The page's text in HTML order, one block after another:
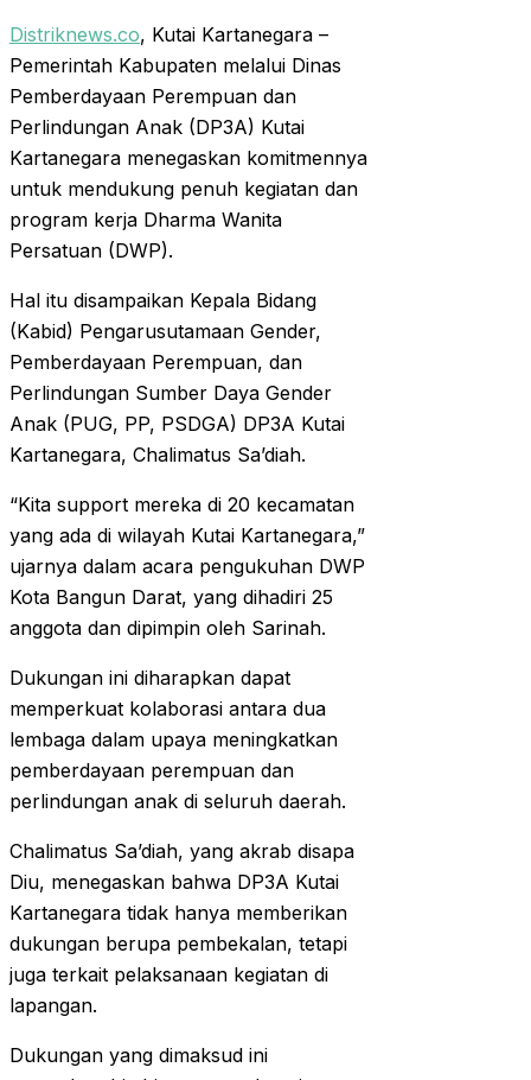
Distriknews.co, Kutai Kartanegara –
Pemerintah Kabupaten melalui Dinas
Pemberdayaan Perempuan dan
Perlindungan Anak (DP3A) Kutai
Kartanegara menegaskan komitmennya
untuk mendukung penuh kegiatan dan
program kerja Dharma Wanita
Persatuan (DWP).
Hal itu disampaikan Kepala Bidang
(Kabid) Pengarusutamaan Gender,
Pemberdayaan Perempuan, dan
Perlindungan Sumber Daya Gender
Anak (PUG, PP, PSDGA) DP3A Kutai
Kartanegara, Chalimatus Sa’diah.
“Kita support mereka di 20 kecamatan
yang ada di wilayah Kutai Kartanegara,”
ujarnya dalam acara pengukuhan DWP
Kota Bangun Darat, yang dihadiri 25
anggota dan dipimpin oleh Sarinah.
Dukungan ini diharapkan dapat
memperkuat kolaborasi antara dua
lembaga dalam upaya meningkatkan
pemberdayaan perempuan dan
perlindungan anak di seluruh daerah.
Chalimatus Sa’diah, yang akrab disapa
Diu, menegaskan bahwa DP3A Kutai
Kartanegara tidak hanya memberikan
dukungan berupa pembekalan, tetapi
juga terkait pelaksanaan kegiatan di
lapangan.
Dukungan yang dimaksud ini